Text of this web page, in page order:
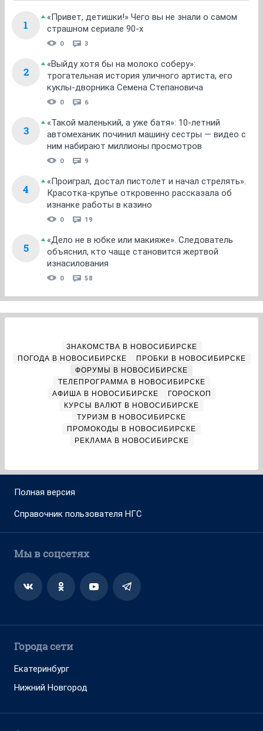
1
«Привет, детишки!» Чего вы не знали о самом
страшном сериале 90-х
0 3
2
«Выйду хотя бы на молоко соберу»:
трогательная история уличного артиста, его
куклы-дворника Семена Степановича
0 6
3
«Такой маленький, а уже батя»: 10-летний
автомеханик починил машину сестры — видео с
ним набирают миллионы просмотров
0 9
4
«Проиграл, достал пистолет и начал стрелять».
Красотка-крупье откровенно рассказала об
изнанке работы в казино
0 19
5
«Дело не в юбке или макияже». Следователь
объяснил, кто чаще становится жертвой
изнасилования
0 58
ЗНАКОМСТВА В НОВОСИБИРСКЕ
ПОГОДА В НОВОСИБИРСКЕ
ПРОБКИ В НОВОСИБИРСКЕ
ФОРУМЫ В НОВОСИБИРСКЕ
ТЕЛЕПРОГРАММА В НОВОСИБИРСКЕ
АФИША В НОВОСИБИРСКЕ
ГОРОСКОП
КУРСЫ ВАЛЮТ В НОВОСИБИРСКЕ
ТУРИЗМ В НОВОСИБИРСКЕ
ПРОМОКОДЫ В НОВОСИБИРСКЕ
РЕКЛАМА В НОВОСИБИРСКЕ
Полная версия
Справочник пользователя НГС
Мы в соцсетях
Города сети
Екатеринбург
Нижний Новгород